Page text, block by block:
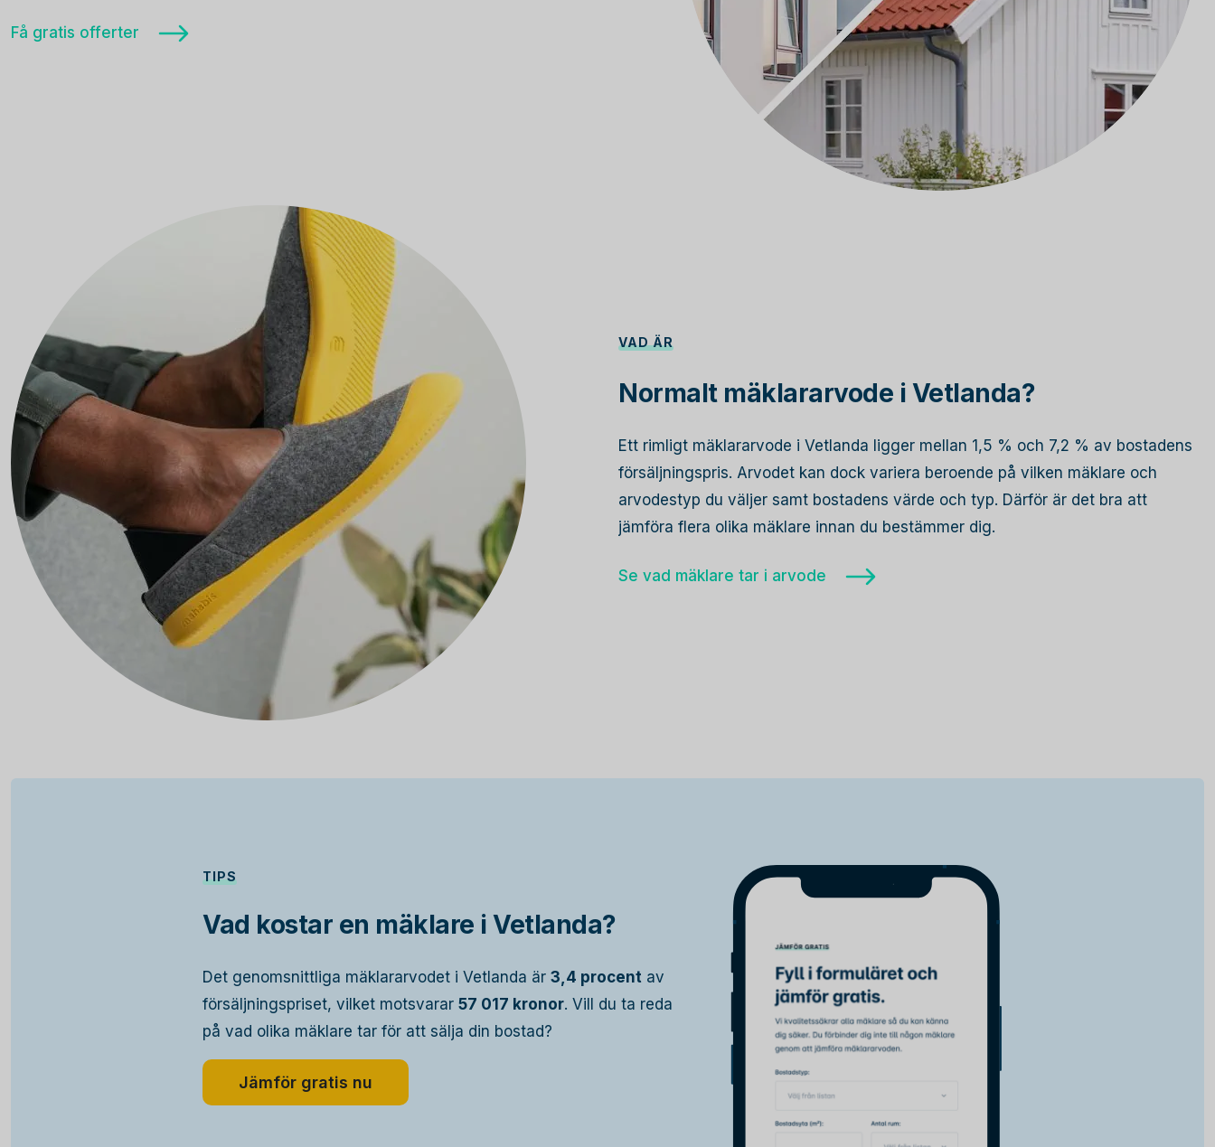
Få gratis offerter
VAD ÄR
Normalt mäklararvode i Vetlanda?
Ett rimligt mäklararvode i Vetlanda ligger mellan 1,5 % och 7,2 % av bostadens
försäljningspris. Arvodet kan dock variera beroende på vilken mäklare och
arvodestyp du väljer samt bostadens värde och typ. Därför är det bra att
jämföra flera olika mäklare innan du bestämmer dig.
Se vad mäklare tar i arvode
TIPS
Vad kostar en mäklare i Vetlanda?
Det genomsnittliga mäklararvodet i Vetlanda är 3,4 procent av
försäljningspriset, vilket motsvarar 57 017 kronor. Vill du ta reda
på vad olika mäklare tar för att sälja din bostad?
Jämför gratis nu